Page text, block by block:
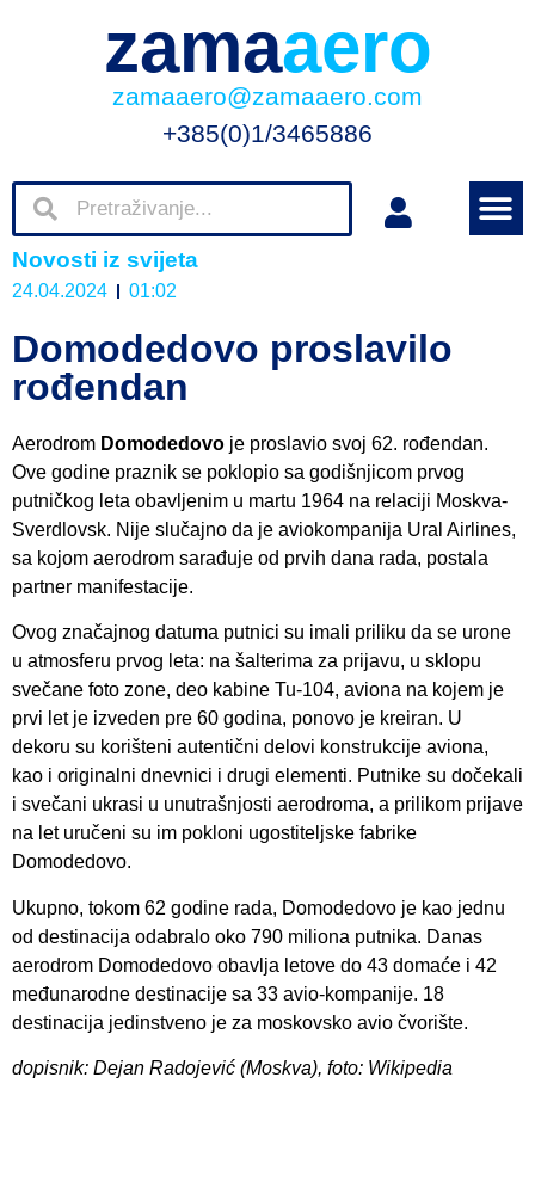
zamaaero
zamaaero@zamaaero.com
+385(0)1/3465886
Novosti iz svijeta
24.04.2024 01:02
Domodedovo proslavilo
rođendan
Aerodrom Domodedovo je proslavio svoj 62. rođendan.
Ove godine praznik se poklopio sa godišnjicom prvog
putničkog leta obavljenim u martu 1964 na relaciji Moskva-
Sverdlovsk. Nije slučajno da je aviokompanija Ural Airlines,
sa kojom aerodrom sarađuje od prvih dana rada, postala
partner manifestacije.
Ovog značajnog datuma putnici su imali priliku da se urone
u atmosferu prvog leta: na šalterima za prijavu, u sklopu
svečane foto zone, deo kabine Tu-104, aviona na kojem je
prvi let je izveden pre 60 godina, ponovo je kreiran. U
dekoru su korišteni autentični delovi konstrukcije aviona,
kao i originalni dnevnici i drugi elementi. Putnike su dočekali
i svečani ukrasi u unutrašnjosti aerodroma, a prilikom prijave
na let uručeni su im pokloni ugostiteljske fabrike
Domodedovo.
Ukupno, tokom 62 godine rada, Domodedovo je kao jednu
od destinacija odabralo oko 790 miliona putnika. Danas
aerodrom Domodedovo obavlja letove do 43 domaće i 42
međunarodne destinacije sa 33 avio-kompanije. 18
destinacija jedinstveno je za moskovsko avio čvorište.
dopisnik: Dejan Radojević (Moskva), foto: Wikipedia